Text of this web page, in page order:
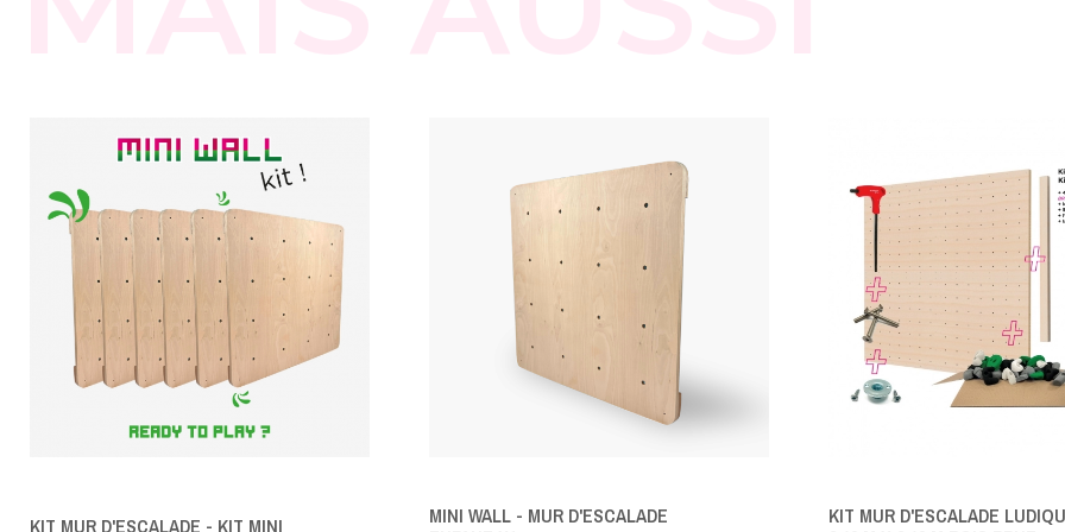
KIT MUR D'ESCALADE - KIT MINI
MINI WALL - MUR D'ESCALADE
KIT MUR D'ESCALADE